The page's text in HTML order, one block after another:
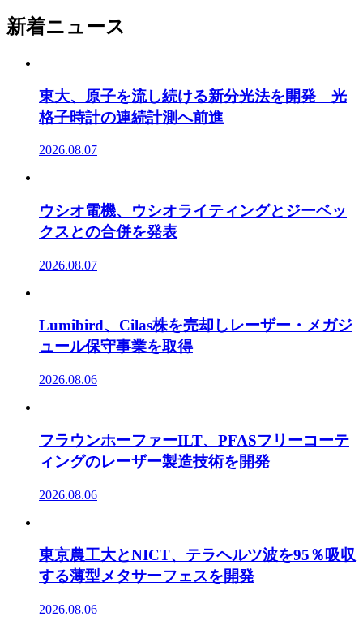
新着ニュース
東大、原子を流し続ける新分光法を開発 光
格子時計の連続計測へ前進
2026.08.07
ウシオ電機、ウシオライティングとジーベッ
クスとの合併を発表
2026.08.07
Lumibird、Cilas株を売却しレーザー・メガジ
ュール保守事業を取得
2026.08.06
フラウンホーファーILT、PFASフリーコーテ
ィングのレーザー製造技術を開発
2026.08.06
東京農工大とNICT、テラヘルツ波を95％吸収
する薄型メタサーフェスを開発
2026.08.06